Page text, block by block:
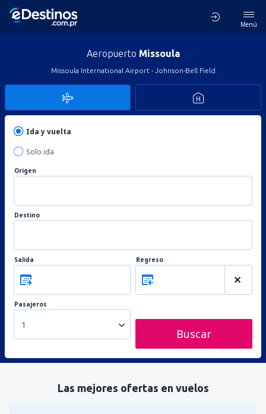
Menú
Aeropuerto Missoula
Missoula International Airport - Johnson-Bell Field
Ida y vuelta
Solo ida
Origen
Destino
Salida Regreso
Pasajeros
1
Buscar
Las mejores ofertas en vuelos